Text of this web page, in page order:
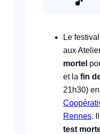
Le
aux
mortel
et la fin
21h30)
Rennes.
test